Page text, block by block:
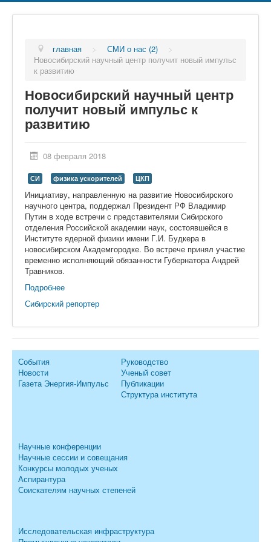
главная > СМИ о нас (2)
>
Новосибирский научный центр получит новый импульс
к развитию
Новосибирский научный центр
получит новый импульс к
развитию
08 февраля 2018
СИ физика ускорителей ЦКП
Инициативу, направленную на развитие Новосибирского
научного центра, поддержал Президент РФ Владимир
Путин в ходе встречи с представителями Сибирского
отделения Российской академии наук, состоявшейся в
Институте ядерной физики имени Г.И. Будкера в
новосибирском Академгородке. Во встрече принял участие
временно исполняющий обязанности Губернатора Андрей
Травников.
Подробнее
Сибирский репортер
События
Новости
Газета Энергия-Импульс
Руководство
Ученый совет
Публикации
Структура института
Научные конференции
Научные сессии и совещания
Конкурсы молодых ученых
Аспирантура
Соискателям научных степеней
Исследовательская инфраструктура